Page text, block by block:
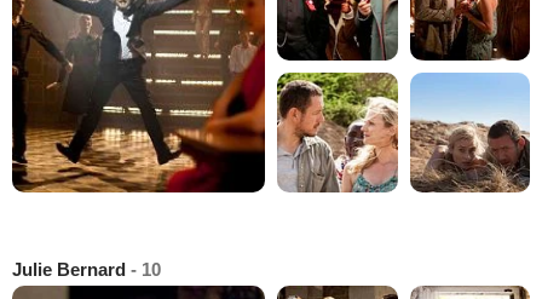
Julie Bernard - 10